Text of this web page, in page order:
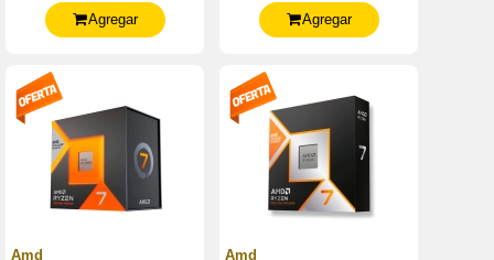
Agregar Agregar
Amd Amd